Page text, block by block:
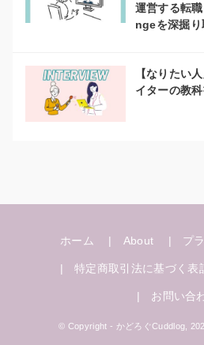
運営する転
ngeを深掘り
【なりたい
イターの教科
ホーム About プ
特定商取引法に基づく表
お問い合
© Copyright - かどろぐCuddlog,